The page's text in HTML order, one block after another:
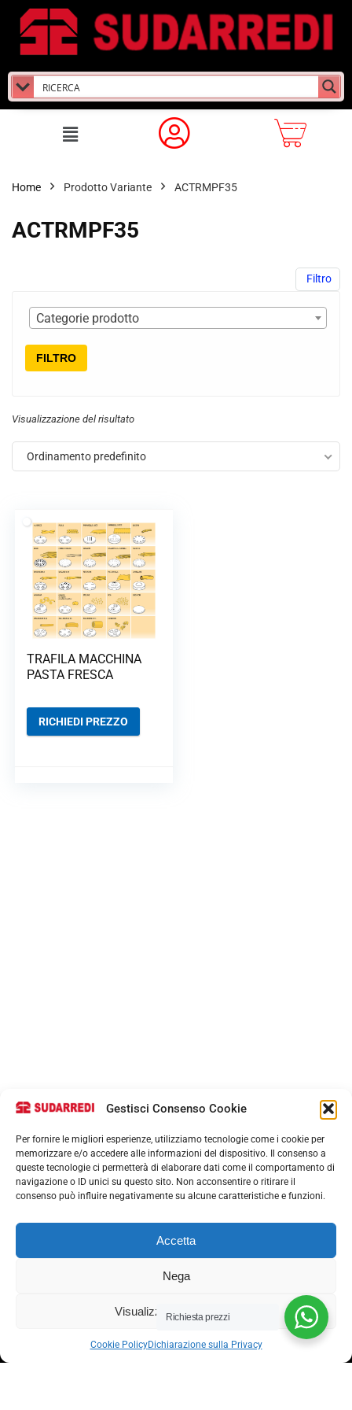
Gestisci Consenso Cookie
Per fornire le migliori esperienze, utilizziamo tecnologie come i cookie per
memorizzare e/o accedere alle informazioni del dispositivo. Il consenso a
queste tecnologie ci permetterà di elaborare dati come il comportamento di
navigazione o ID unici su questo sito. Non acconsentire o ritirare il
consenso può influire negativamente su alcune caratteristiche e funzioni.
Accetta
Nega
Visualizza le preferenze
Cookie PolicyDichiarazione sulla Privacy
Home Prodotto Variante ACTRMPF35
ACTRMPF35
Filtro
Categorie prodotto
FILTRO
Visualizzazione del risultato
Ordinamento predefinito
TRAFILA MACCHINA
PASTA FRESCA
RICHIEDI PREZZO
Via nazionale 357, Nocera Superiore 84015​
Richiesta prezzi